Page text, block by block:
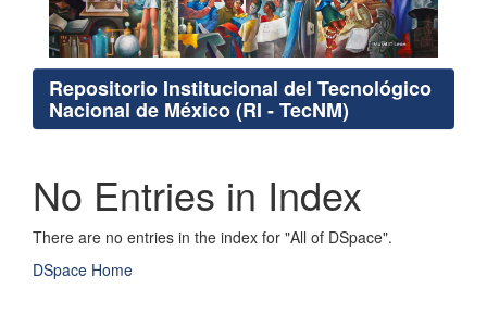
Repositorio Institucional del Tecnológico
Nacional de México (RI - TecNM)
No Entries in Index
There are no entries in the index for "All of DSpace".
DSpace Home